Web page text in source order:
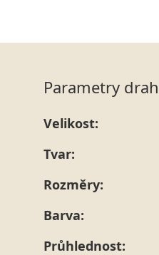
Parametry
Velikost:
Tvar:
Rozměry:
Barva:
Průhlednost: